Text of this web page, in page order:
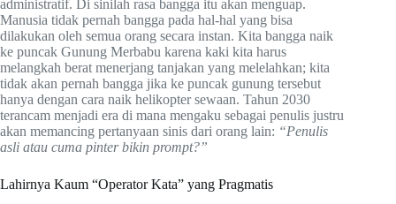
administratif. Di sinilah rasa bangga itu akan menguap.
Manusia tidak pernah bangga pada hal-hal yang bisa
dilakukan oleh semua orang secara instan. Kita bangga naik
ke puncak Gunung Merbabu karena kaki kita harus
melangkah berat menerjang tanjakan yang melelahkan; kita
tidak akan pernah bangga jika ke puncak gunung tersebut
hanya dengan cara naik helikopter sewaan. Tahun 2030
terancam menjadi era di mana mengaku sebagai penulis justru
akan memancing pertanyaan sinis dari orang lain: “Penulis
asli atau cuma pinter bikin prompt?”
Lahirnya Kaum “Operator Kata” yang Pragmatis